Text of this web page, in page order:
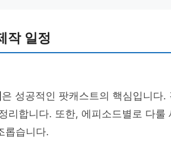
작 일정
은 성공적인 팟캐스트의 핵심입니다
리합니다. 또한, 에피소드별로 다룰
롭습니다.